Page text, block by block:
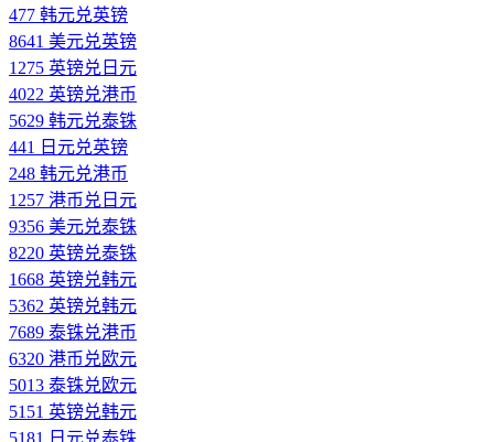
477 韩元兑英镑
8641 美元兑英镑
1275 英镑兑日元
4022 英镑兑港币
5629 韩元兑泰铢
441 日元兑英镑
248 韩元兑港币
1257 港币兑日元
9356 美元兑泰铢
8220 英镑兑泰铢
1668 英镑兑韩元
5362 英镑兑韩元
7689 泰铢兑港币
6320 港币兑欧元
5013 泰铢兑欧元
5151 英镑兑韩元